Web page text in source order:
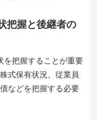
把握と後継者の
を把握することが重要
式保有状況、従業員
などを把握する必要